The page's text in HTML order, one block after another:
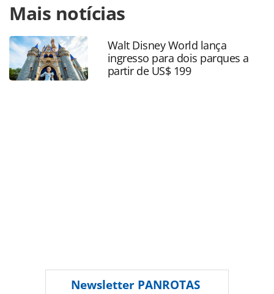
https://www.panrotas.com.br/mercado/destinos/2024/
e-maranhao-estudam-ampliar-promocao-dos-lencois-e-
mais-destinos_207774.html ou as ferramentas oferecidas
na página. Todo o conteúdo produzido pela PANROTAS
Editora é protegido pela legislação brasileira sobre direito
autoral. Não reproduza o conteúdo sem autorização da
Mais notícias
Walt Disney World lança
ingresso para dois parques a
partir de US$ 199
Newsletter PANROTAS